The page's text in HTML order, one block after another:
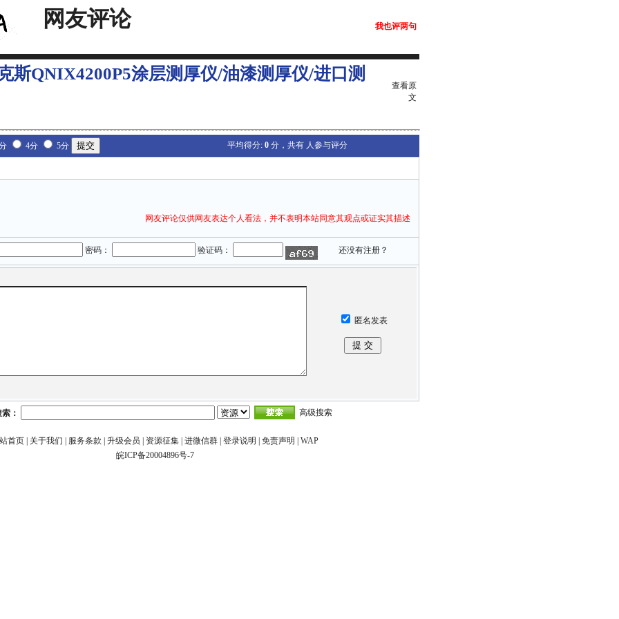
网友评论 我也评两句
斯QNIX4200P5涂层测厚仪/油漆测厚仪/进口测
查看原
文
4分 5分 平均得分: 0分，共有 人参与评分
网友评论仅供网友表达个人看法，并不表明本站同意其观点或证实其描述
密码： 验证码： 还没有注册？
匿名发表
： 高级搜索
首页 关于我们 服务条款 升级会员 资源征集 进微信群 登录说明 免责声明
WAP
皖ICP备20004896号-7